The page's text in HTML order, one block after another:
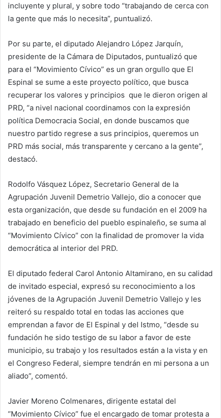
incluyente y plural, y sobre todo “trabajando de cerca con
la gente que más lo necesita”, puntualizó.
Por su parte, el diputado Alejandro López Jarquín,
presidente de la Cámara de Diputados, puntualizó que
para el “Movimiento Cívico” es un gran orgullo que El
Espinal se sume a este proyecto político, que busca
recuperar los valores y principios que le dieron origen al
PRD, “a nivel nacional coordinamos con la expresión
política Democracia Social, en donde buscamos que
nuestro partido regrese a sus principios, queremos un
PRD más social, más transparente y cercano a la gente”,
destacó.
Rodolfo Vásquez López, Secretario General de la
Agrupación Juvenil Demetrio Vallejo, dio a conocer que
esta organización, que desde su fundación en el 2009 ha
trabajado en beneficio del pueblo espinaleño, se suma al
“Movimiento Cívico” con la finalidad de promover la vida
democrática al interior del PRD.
El diputado federal Carol Antonio Altamirano, en su calidad
de invitado especial, expresó su reconocimiento a los
jóvenes de la Agrupación Juvenil Demetrio Vallejo y les
reiteró su respaldo total en todas las acciones que
emprendan a favor de El Espinal y del Istmo, “desde su
fundación he sido testigo de su labor a favor de este
municipio, su trabajo y los resultados están a la vista y en
el Congreso Federal, siempre tendrán en mi persona a un
aliado”, comentó.
Javier Moreno Colmenares, dirigente estatal del
“Movimiento Cívico” fue el encargado de tomar protesta a